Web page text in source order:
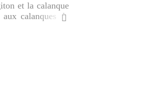
et la calanque
calanques de